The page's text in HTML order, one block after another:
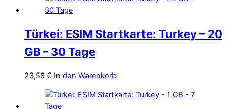
Türkei: ESIM Startkarte: Turkey – 20
GB – 30 Tage
23,58 € In den Warenkorb